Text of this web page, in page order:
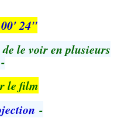
24"
le voir en plusieurs
le film
-